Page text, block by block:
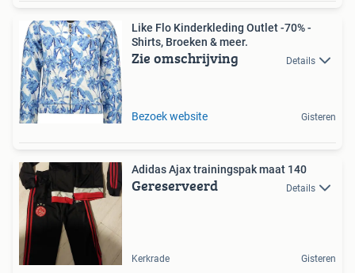
Like Flo Kinderkleding Outlet -70% -
Shirts, Broeken & meer.
Zie omschrijving Details
Bezoek website Gisteren
Adidas Ajax trainingspak maat 140
Gereserveerd Details
Kerkrade Gisteren